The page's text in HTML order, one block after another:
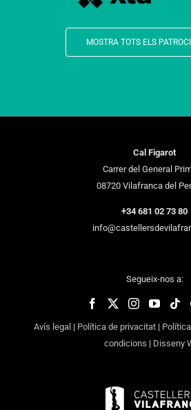
MOSTRA TOTS ELS
Cal Figarot
Carrer del General
08720 Vilafranca del
+34 681 02 73 80
Segueix-nos a:
Avís legal | Política de privacitat|
condicions | Disseny